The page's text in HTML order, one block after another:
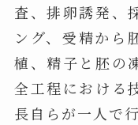
査、排卵誘発、
ング、受精から
植、精子と胚の
全工程における
長自らが一人で